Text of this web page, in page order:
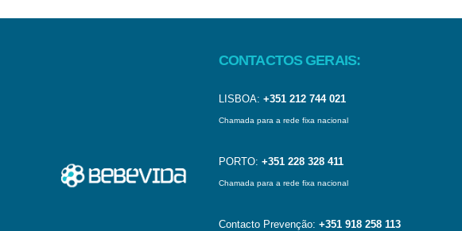
CONTACTOS GERAIS:
LISBOA: +351 212 744 021
Chamada para a rede fixa nacional
PORTO: +351 228 328 411
Chamada para a rede fixa nacional
Contacto Prevenção: +351 918 258 113